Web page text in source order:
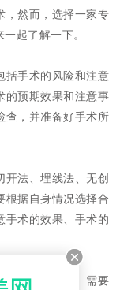
，然而，选择一家专
起了解一下。
括手术的风险和注意
的预期效果和注意事
查，并准备好手术所
开法、埋线法、无创
根据自身情况选择合
手术的效果、手术的
好的展现出来。需要